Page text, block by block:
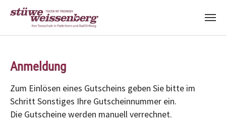
Anmeldung
Zum Einlösen eines Gutscheins geben Sie bitte im
Schritt Sonstiges Ihre Gutscheinnummer ein.
Die Gutscheine werden manuell verrechnet.